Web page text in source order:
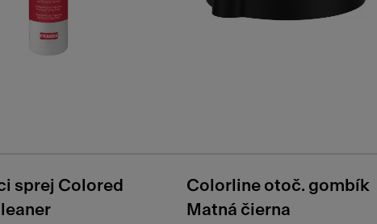
sprej Colored
Colorline otoč. gombík
Matná čierna